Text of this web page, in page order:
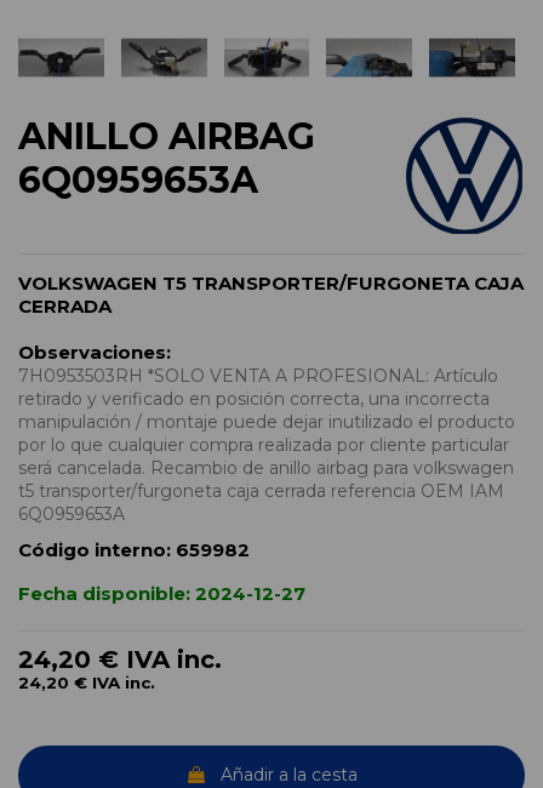
ANILLO AIRBAG
6Q0959653A
VOLKSWAGEN T5 TRANSPORTER/FURGONETA CAJA
CERRADA
Observaciones:
7H0953503RH *SOLO VENTA A PROFESIONAL: Artículo
retirado y verificado en posición correcta, una incorrecta
manipulación / montaje puede dejar inutilizado el producto
por lo que cualquier compra realizada por cliente particular
será cancelada. Recambio de anillo airbag para volkswagen
t5 transporter/furgoneta caja cerrada referencia OEM IAM
6Q0959653A
Código interno: 659982
Fecha disponible: 2024-12-27
24,20 € IVA inc.
24,20 € IVA inc.
Añadir a la cesta